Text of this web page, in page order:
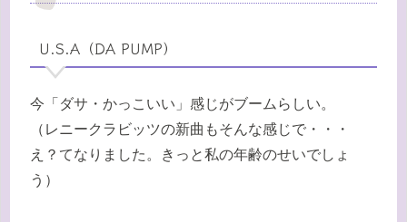
U.S.A（DA PUMP）
今「ダサ・かっこいい」感じがブームらしい。
（レニークラビッツの新曲もそんな感じで・・・
え？てなりました。きっと私の年齢のせいでしょ
う）